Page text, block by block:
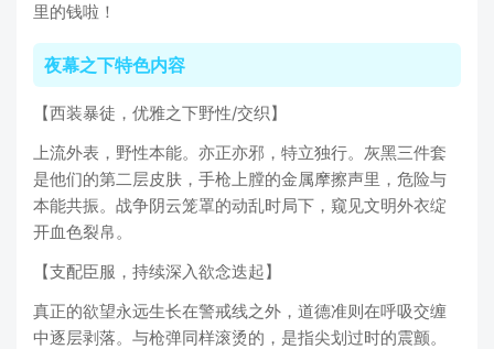
里的钱啦！
夜幕之下特色内容
【西装暴徒，优雅之下野性/交织】
上流外表，野性本能。亦正亦邪，特立独行。灰黑三件套
是他们的第二层皮肤，手枪上膛的金属摩擦声里，危险与
本能共振。战争阴云笼罩的动乱时局下，窥见文明外衣绽
开血色裂帛。
【支配臣服，持续深入欲念迭起】
真正的欲望永远生长在警戒线之外，道德准则在呼吸交缠
中逐层剥落。与枪弹同样滚烫的，是指尖划过时的震颤。